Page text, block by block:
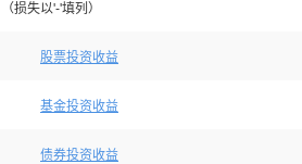
（损失以'-'填列）
股票投资收益
基金投资收益
债券投资收益